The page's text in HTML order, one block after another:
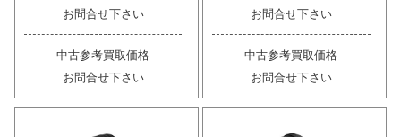
お問合せ下さい
中古参考買取価格
お問合せ下さい
お問合せ下さい
中古参考買取価格
お問合せ下さい